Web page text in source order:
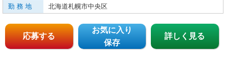
勤 務 地
北海道札幌市中央区
応募する
お気に入り
保存
詳しく見る